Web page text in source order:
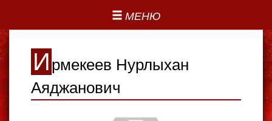
МЕНЮ
И рмекеев Нурлыхан
Аяджанович